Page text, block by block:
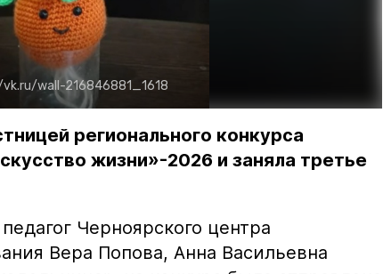
wall-216846881_1618
регионального конкурса
жизни»-2026 и заняла третье
Черноярского центра
Вера Попова, Анна Васильевна